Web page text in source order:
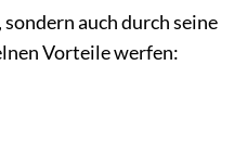
auch durch seine
Vorteile werfen: